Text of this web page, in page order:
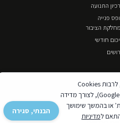
התנועה
פנייה
הציבור
חודשי
הבנתי, סגירה
האתר עושה שימוש בקבצי Cookies, לרבות Cookies
שיווקיים (כגון Google Ads, Facebook Pixel), לצורך מדידה
או בהמשך שימושך
למדיניות